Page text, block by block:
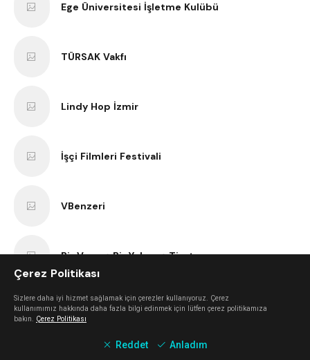
Ege Üniversitesi İşletme Kulübü
TÜRSAK Vakfı
Lindy Hop İzmir
İşçi Filmleri Festivali
VBenzeri
Bir Varmış Bir Yokmuş Tiyatro
İzmir Bisiklet Eğitimi
Çerez Politikası
Sizlere daha iyi hizmet sağlamak için çerezler kullanıyoruz. Çerez
kullanımımız hakkında daha fazla bilgi edinmek için lütfen çerez politikamıza
bakın. Çerez Politikası
Reddet Anladım